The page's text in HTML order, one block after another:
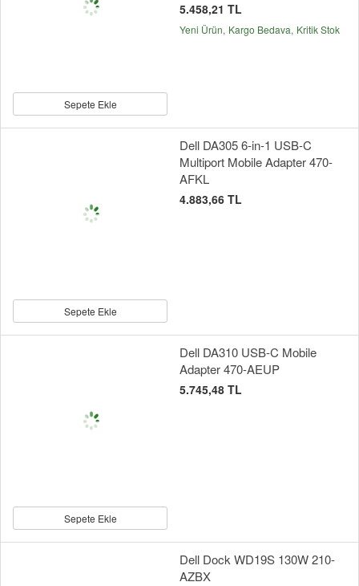
Sepete Ekle
5.458,21 TL
Yeni Ürün Kargo Bedava Kritik Stok
Sepete Ekle
Dell DA305 6-in-1 USB-C
Multiport Mobile Adapter 470-
AFKL
4.883,66 TL
Sepete Ekle
Dell DA310 USB-C Mobile
Adapter 470-AEUP
5.745,48 TL
Dell Dock WD19S 130W 210-
AZBX